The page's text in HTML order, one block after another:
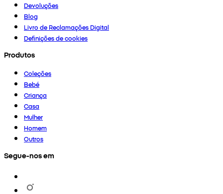
Devoluções
Blog
Livro de Reclamações Digital
Definições de cookies
Produtos
Coleções
Bebé
Criança
Casa
Mulher
Homem
Outros
Segue-nos em